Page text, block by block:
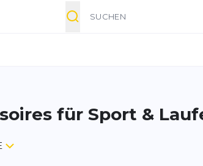
für Sport &